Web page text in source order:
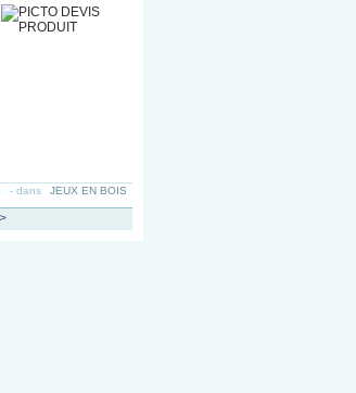
- dans JEUX EN BOIS